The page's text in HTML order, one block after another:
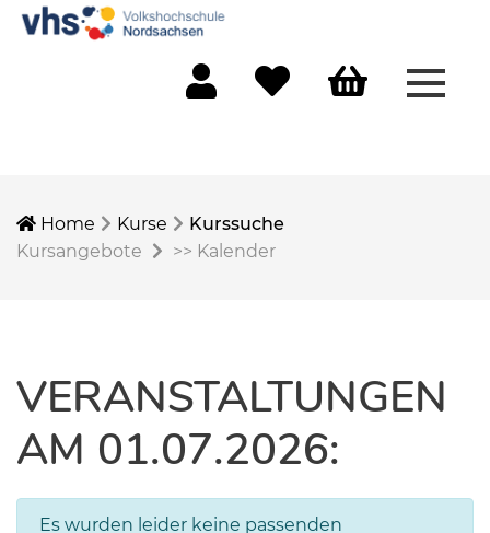
Home Kurse
Kurssuche
Kursangebote
>> Kalender
VERANSTALTUNGEN
AM 01.07.2026:
Es wurden leider keine passenden